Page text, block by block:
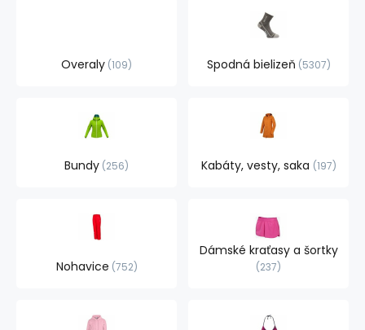
Overaly 109 Spodná bielizeň 5307
Bundy 256 Kabáty, vesty, saka 197
Nohavice 752
Dámské kraťasy a šortky
237